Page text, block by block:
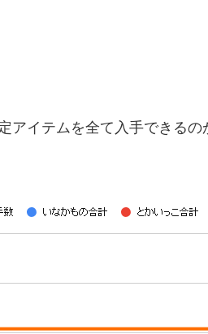
アイテムを全て入手できるの